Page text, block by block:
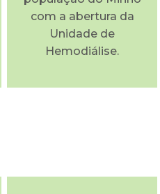
com a abertura da
Unidade de
Hemodiálise.